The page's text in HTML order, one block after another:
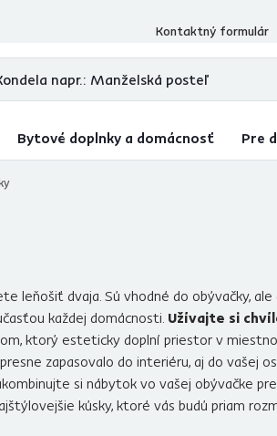
Kontaktný formulár
Bytové doplnky a domácnosť Pre
leňošiť dvaja. Sú vhodné do obývačky, ale
každej domácnosti. Užívajte si
ktorý esteticky doplní priestor v
zapasovalo do interiéru, aj do vašej
si nábytok vo vašej obývačke
kúsky, ktoré vás budú priam